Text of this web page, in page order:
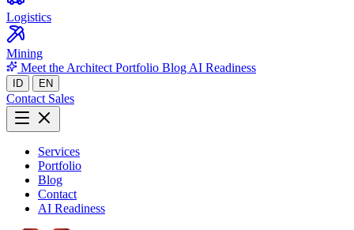
Logistics
Mining
Meet the Architect Portfolio Blog AI Readiness
ID EN
Contact Sales
Services
Portfolio
Blog
Contact
AI Readiness